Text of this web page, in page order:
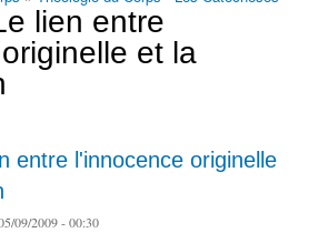
lien entre
et la
entre l'innocence originelle
09/2009 - 00:30